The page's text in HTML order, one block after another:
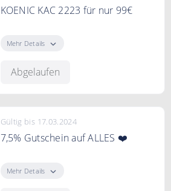
KOENIC KAC 2223 für nur 99€
Euro. Sofort Lieferbar
Mehr Details
Abgelaufen
Gültig bis 17.03.2024
7,5% Gutschein auf ALLES ❤️
Rabatt von 7,5% auf ALLES!
Mehr Details